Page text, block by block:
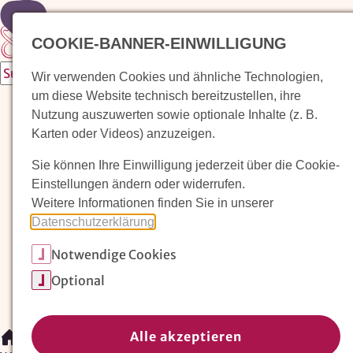
Zur Startseite
Waldorfkindergarten finden
Pädagogischer Ansatz
Arbeit im Waldorfkindergarten
Unser Verein
Magazin: Erziehungskunst frühe Kindheit
Waldorfkindergarten finden/
COOKIE-BANNER-EINWILLIGUNG
Wir verwenden Cookies und ähnliche Technologien,
um diese Website technisch bereitzustellen, ihre
Nutzung auszuwerten sowie optionale Inhalte (z. B.
Karten oder Videos) anzuzeigen.
Sie können Ihre Einwilligung jederzeit über die Cookie-
Einstellungen ändern oder widerrufen.
Weitere Informationen finden Sie in unserer
Datenschutzerklärung
Notwendige Cookies
Optional
Alle akzeptieren